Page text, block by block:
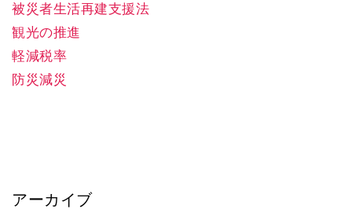
被災者生活再建支援法
観光の推進
軽減税率
防災減災
アーカイブ